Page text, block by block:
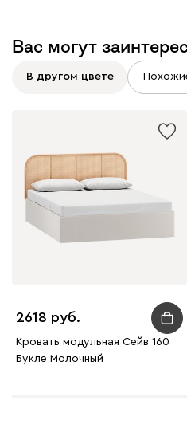
Вас могут
В другом цвете
2618
Кровать модульная Сейв 160
Букле Молочный